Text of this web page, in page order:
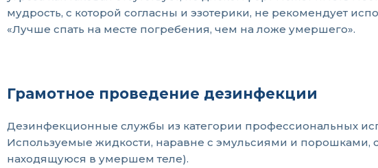
мудрость, с которой согласны и эзотерики, не рекомендует
«Лучше спать на месте погребения, чем на ложе умершего».
Грамотное проведение дезинфекции
Дезинфекционные службы из категории профессиональных
Используемые жидкости, наравне с эмульсиями и порошками,
находящуюся в умершем теле).